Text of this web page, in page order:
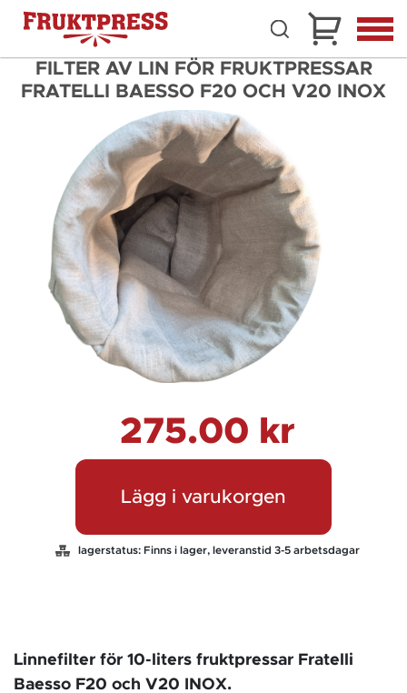
FILTER AV LIN FÖR FRUKTPRESSAR
FRATELLI BAESSO F20 OCH V20 INOX
275.00 kr
Lägg i varukorgen
lagerstatus: Finns i lager, leveranstid 3-5 arbetsdagar
Linnefilter för 10-liters fruktpressar Fratelli
Baesso F20 och V20 INOX.